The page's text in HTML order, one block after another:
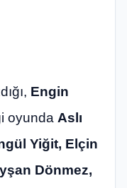
Engin
oyunda Aslı
Yiğit, Elçin
Dönmez,